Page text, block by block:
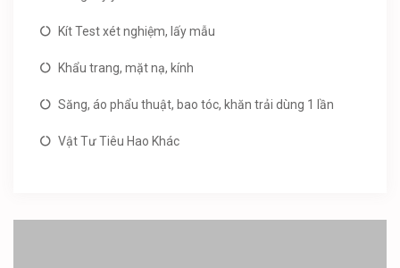
Kít Test xét nghiệm, lấy mẫu
Khẩu trang, mặt nạ, kính
Săng, áo phẩu thuật, bao tóc, khăn trải dùng 1 lần
Vật Tư Tiêu Hao Khác